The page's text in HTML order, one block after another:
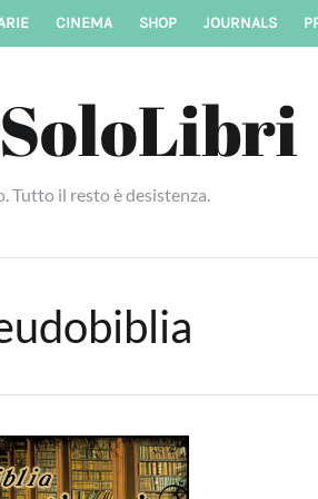
CINEMA SHOP JOURNALS
Tutto il resto è desistenza.